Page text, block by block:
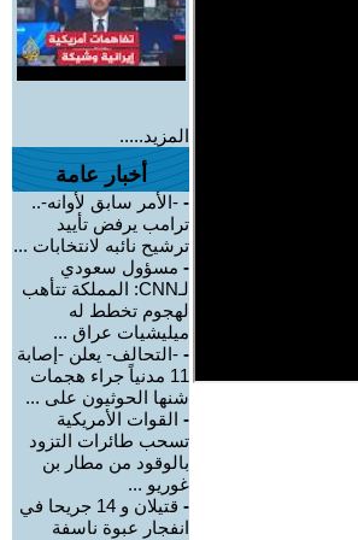
المزيد.....
أخبار عامة
- -الأمر سابق لأوانه-..
ترامب يرفض تأييد
ترشيح نائبه لانتخابات ...
- مسؤول سعودي
لـCNN: المملكة تتأهب
لهجوم تخطط له
ميليشيات عراق ...
- -التحالف- يعلن -إصابة
11 مدنياً جراء هجمات
شنها الحوثيون على ...
- القوات الأمريكية
تسحب طائرات التزود
بالوقود من مطار بن
غوريو ...
-
قتيلان و 14 جريحا في
انفجار عبوة ناسفة